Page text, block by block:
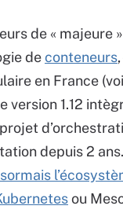
de « majeure »
deconteneurs,
en France
version 1.12
depuis 2
ou